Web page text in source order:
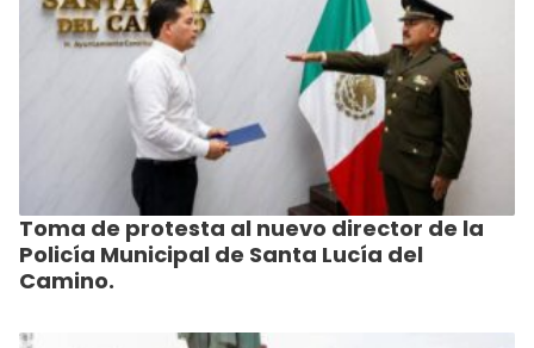
Toma de protesta al nuevo director de la
Policía Municipal de Santa Lucía del
Camino.